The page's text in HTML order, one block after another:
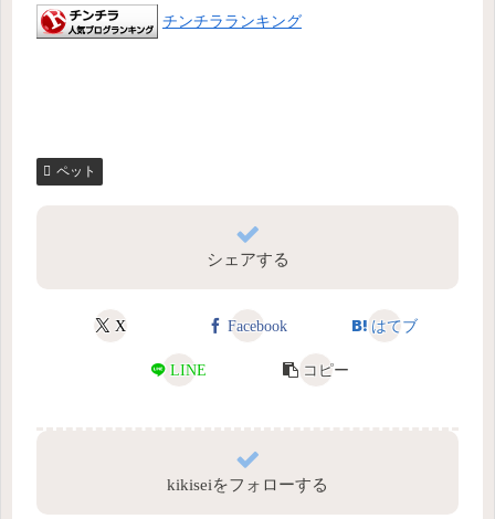
チンチラランキング
ペット
シェアする
X Facebook はてブ
LINE コピー
kikiseiをフォローする